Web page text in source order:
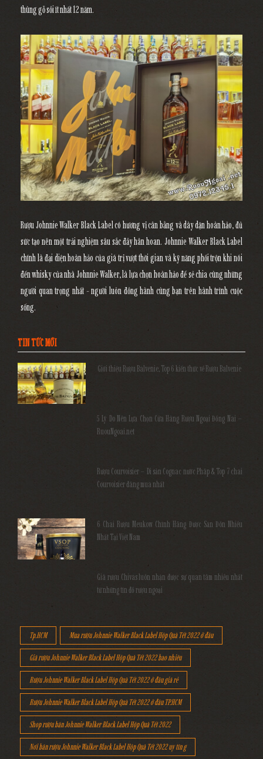
thùng gỗ sồi ít nhất 12 năm.
Rượu Johnnie Walker Black Labelcó hương vị cân bằng và dày dặn hoàn hảo, đủ
sức tạo nên một trải nghiệm sâu sắc đầy hân hoan. Johnnie Walker Black Label
chính là đại diện hoàn hảo của giá trị vượt thời gian và kỹ năng phối trộn khi nói
đến whisky của nhà Johnnie Walker, là lựa chọn hoàn hảo để sẻ chia cùng những
người quan trọng nhất - người luôn đồng hành cùng bạn trên hành trình cuộc
sống.
TIN TỨC MỚI
Giới thiệu Rượu Balvenie, Top 6 kiến thức về Rượu Balvenie
5 Lý Do Nên Lựa Chọn Cửa Hàng Rượu Ngoại Đồng Nai –
RuouNgoai.net
Rượu Courvoisier – Di sản Cognac nước Pháp & Top 7 chai
Courvoisier đáng mua nhất
6 Chai Rượu Meukow Chính Hãng Được Săn Đón Nhiều
Nhất Tại Việt Nam
Giá rượu Chivas luôn nhận được sự quan tâm nhiều nhất
từ những tín đồ rượu ngoại
Tp.HCM Mua rượu Johnnie Walker Black Label Hộp Quà Tết 2022 ở đâu
Giá rượu Johnnie Walker Black Label Hộp Quà Tết 2022 bao nhiêu
Rượu Johnnie Walker Black Label Hộp Quà Tết 2022 ở đâu giá rẻ
Rượu Johnnie Walker Black Label Hộp Quà Tết 2022 ở đâu TP.HCM
Shop rượu bán Johnnie Walker Black Label Hộp Quà Tết 2022
Nơi bán rượu Johnnie Walker Black Label Hộp Quà Tết 2022 uy tín g